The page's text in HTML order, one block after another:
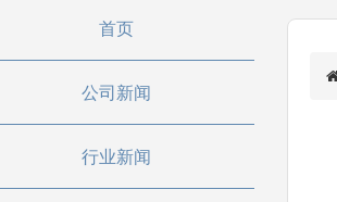
首页
公司新闻
行业新闻